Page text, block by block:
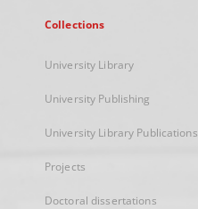
Collections
University Library
University Publishing
University Library Publications
Projects
Doctoral dissertations